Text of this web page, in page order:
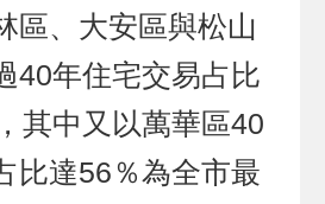
區、大安區與松山
40年住宅交易占比
其中又以萬華區40
比達56％為全市最